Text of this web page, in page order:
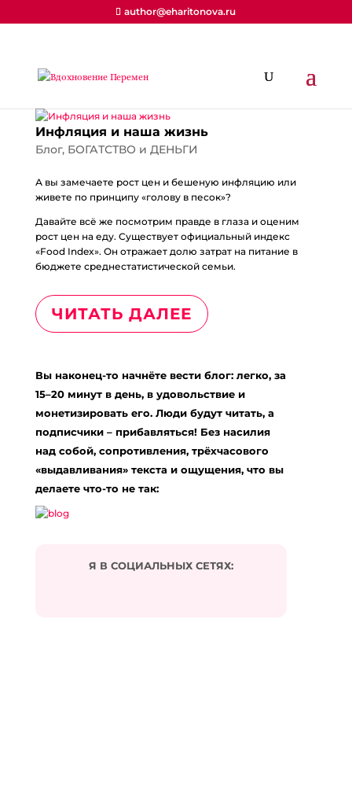
author@eharitonova.ru
Инфляция и наша жизнь
Блог, БОГАТСТВО и ДЕНЬГИ
А вы замечаете рост цен и бешеную инфляцию или
живете по принципу «голову в песок»?
Давайте всё же посмотрим правде в глаза и оценим
рост цен на еду. Существует официальный индекс
«Food Index». Он отражает долю затрат на питание в
бюджете среднестатистической семьи.
ЧИТАТЬ ДАЛЕЕ
Вы наконец-то начнёте вести блог: легко, за
15–20 минут в день, в удовольствие и
монетизировать его. Люди будут читать, а
подписчики – прибавляться! Без насилия
над собой, сопротивления, трёхчасового
«выдавливания» текста и ощущения, что вы
делаете что-то не так:
Я В СОЦИАЛЬНЫХ СЕТЯХ: